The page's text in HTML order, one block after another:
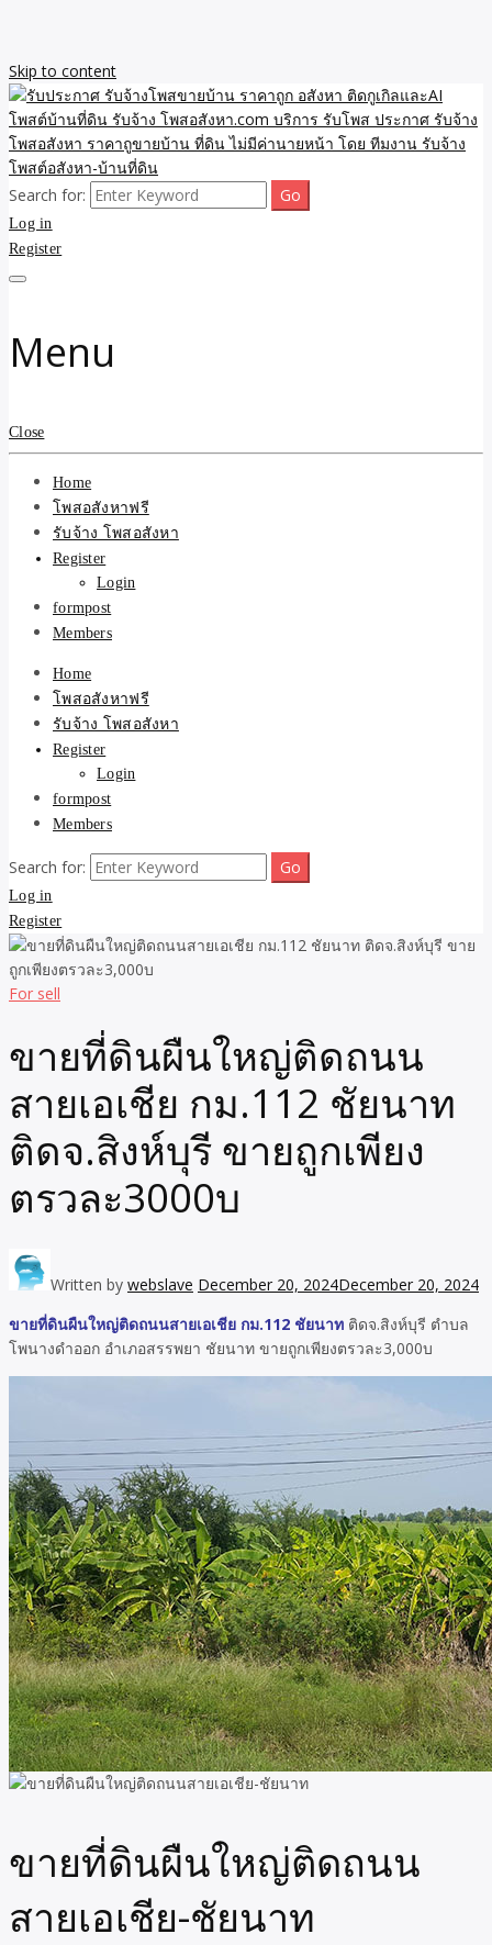
Skip to content
รับประกาศ รับจ้างโพสขาย
บ้าน ราคาถูก อสังหา ติดกู
รับจ้าง โพสอสังหา.com
บริการ รับโพส ประกาศ
รับจ้างโพสอสังหา ราคาถู
ขายบ้าน ที่ดิน ไม่มีค่านาย
หน้า โดย ทีมงาน รับจ้าง
โพสต์อสังหา-บ้านที่ดิน
รับจ้างโพสขายบ้าน ราคาถูก ประกาศ ขายอสังหา โฆษณา ไม่มีค่านาย
หน้า โพสอสังหา รับจ้างโพสขายบ้านบริการ รับจ้างโพสอสังหา ราคาถูก
ขายบ้าน ขายที่ดิน เว็บประกาศ โพส โฆษณา ลงประกาศฟรี
Search for:
Log in
Register
Menu
Close
Home
โพสอสังหาฟรี
รับจ้าง โพสอสังหา
Register
Login
formpost
Members
Home
โพสอสังหาฟรี
รับจ้าง โพสอสังหา
Register
Login
formpost
Members
Search for:
Log in
Register
For sell
ขายที่ดินผืนใหญ่ติดถนน
สายเอเชีย กม.112 ชัยนาท
ติดจ.สิงห์บุรี ขายถูกเพียง
ตรวละ3000บ
Written by webslave December 20, 2024December 20, 2024
ขายที่ดินผืนใหญ่ติดถนนสายเอเชีย กม.112 ชัยนาท ติดจ.สิงห์บุรี ตำบล
โพนางดำออก อำเภอสรรพยา ชัยนาท ขายถูกเพียงตรวละ3,000บ
ขายที่ดินผืนใหญ่ติดถนน
สายเอเชีย-ชัยนาท